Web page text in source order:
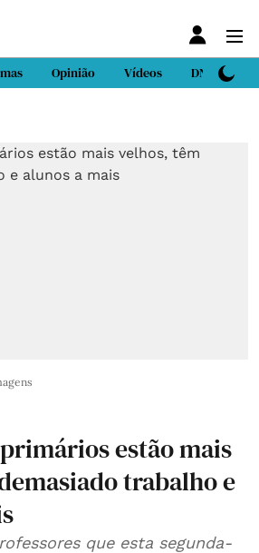
Opinião Vídeos DN Sport
estão mais
trabalho e
que esta segunda-